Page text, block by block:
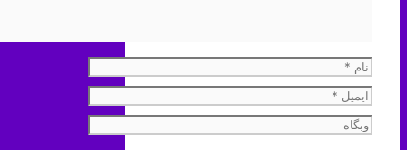
نام
ایمیل
وبگاه